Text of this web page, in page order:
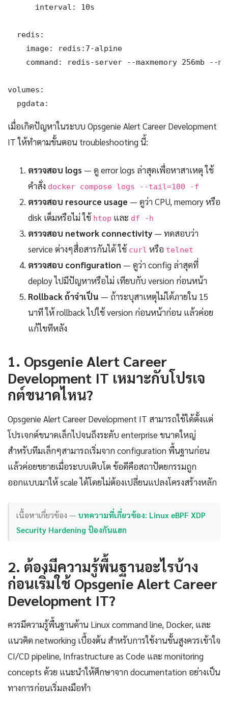
      interval: 10s
  redis:
    image: redis:7-alpine
command: redis-server --maxmemory 256mb --
volumes:
  pgdata:
เมื่อเกิดปัญหาในระบบ Opsgenie Alert Career Development
IT ให้ทำตามขั้นตอน troubleshooting นี้:
ตรวจสอบ logs — ดู error logs ล่าสุดเพื่อหาสาเหตุ ใช้
คำสั่ง docker compose logs --tail=100 -f
ตรวจสอบ resource usage — ดูว่า CPU, memory หรือ
disk เต็มหรือไม่ ใช้ htop และ df -h
ตรวจสอบ network connectivity — ทดสอบว่า
service ต่างๆสื่อสารกันได้ ใช้ curl หรือ telnet
ตรวจสอบ configuration — ดูว่า config ล่าสุดที่
deploy ไปมีปัญหาหรือไม่ เทียบกับ version ก่อนหน้า
Rollback ถ้าจำเป็น — ถ้าระบุสาเหตุไม่ได้ภายใน 15
นาที ให้ rollback ไปใช้ version ก่อนหน้าก่อน แล้วค่อย
แก้ไขทีหลัง
1. Opsgenie Alert Career
Development IT เหมาะกับโปรเจ
กต์ขนาดไหน?
Opsgenie Alert Career Development IT สามารถใช้ได้ตั้งแต่
โปรเจกต์ขนาดเล็กไปจนถึงระดับ enterprise ขนาดใหญ่
สำหรับทีมเล็กๆสามารถเริ่มจาก configuration พื้นฐานก่อน
แล้วค่อยขยายเมื่อระบบเติบโต ข้อดีคือสถาปัตยกรรมถูก
ออกแบบมาให้ scale ได้โดยไม่ต้องเปลี่ยนแปลงโครงสร้างหลัก
เนื้อหาเกี่ยวข้อง — บทความที่เกี่ยวข้อง: Linux eBPF XDP
Security Hardening ป้องกันแฮก
2. ต้องมีความรู้พื้นฐานอะไรบ้าง
ก่อนเริ่มใช้ Opsgenie Alert Career
Development IT?
ควรมีความรู้พื้นฐานด้าน Linux command line, Docker, และ
แนวคิด networking เบื้องต้น สำหรับการใช้งานขั้นสูงควรเข้าใจ
CI/CD pipeline, Infrastructure as Code และ monitoring
concepts ด้วย แนะนำให้ศึกษาจาก documentation อย่างเป็น
ทางการก่อนเริ่มลงมือทำ